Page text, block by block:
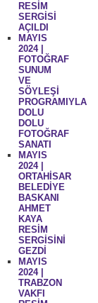
RESİM
SERGİSİ
AÇILDI
MAYIS
2024 |
FOTOĞRAF
SUNUM
VE
SÖYLEŞİ
PROGRAMIYLA
DOLU
DOLU
FOTOĞRAF
SANATI
MAYIS
2024 |
ORTAHİSAR
BELEDİYE
BASKANI
AHMET
KAYA
RESİM
SERGİSİNİ
GEZDİ
MAYIS
2024 |
TRABZON
VAKFI